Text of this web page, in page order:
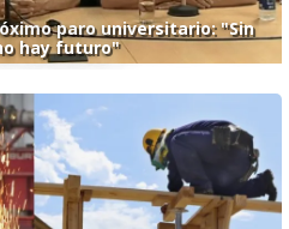
paro universitario: "Sin
hay futuro"